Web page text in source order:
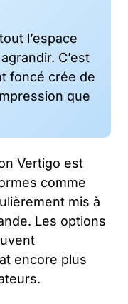
l’espace
C’est
foncé crée de
que
Vertigo est
comme
mis à
Les options
encore plus